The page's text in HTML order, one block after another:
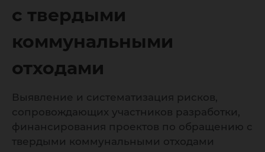
с твердыми
коммунальными
отходами
Выявление и систематизация рисков,
сопровождающих участников разработки,
финансирования проектов по обращению с
твердыми коммунальными отходами